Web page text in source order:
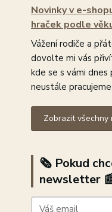
Novinky v e-
hraček podle
Vážení rodiče a
dovolte mi vás
kde se s vámi
neustále pracujeme
Zobrazit všechny
🗞️ Pokud
newsletter